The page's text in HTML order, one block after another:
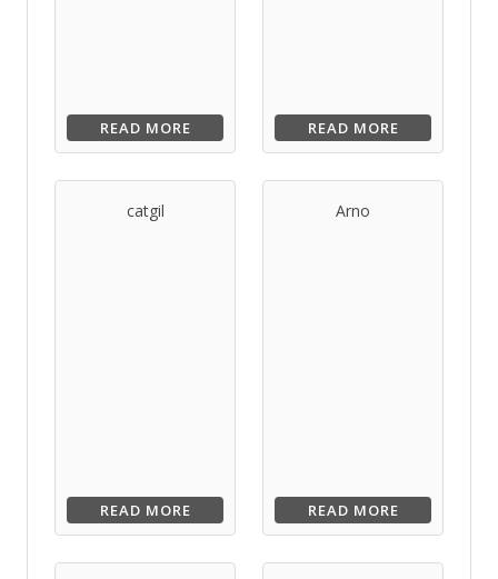
READ MORE READ MORE
catgil
READ MORE
Arno
READ MORE